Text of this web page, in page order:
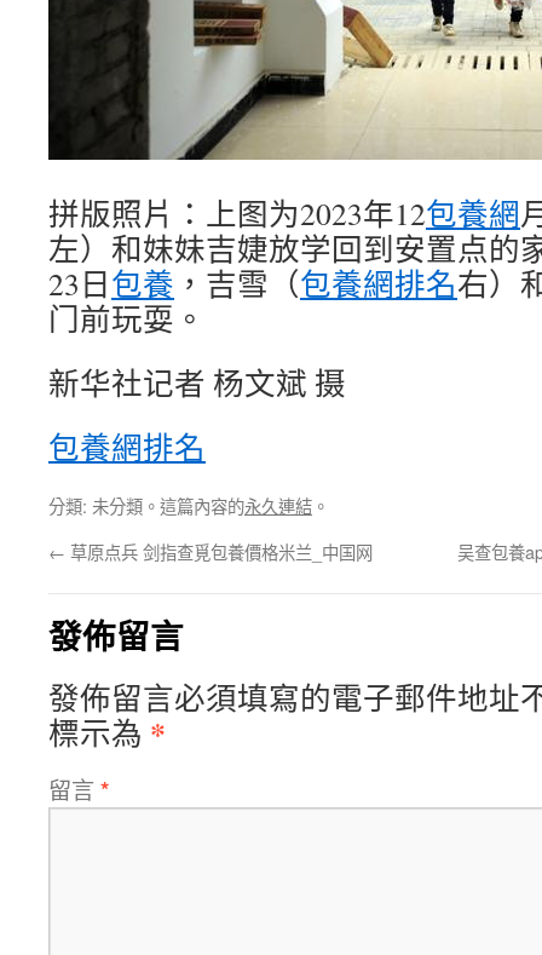
拼版照片：上图为2023年12包養網
左）和妹妹吉婕放学回到安置点的
23日包養 ，吉雪（包養網排名右）
门前玩耍。
新华社记者 杨文斌 摄
包養網排名
分類: 未分類。這篇內容的永久連結 。
← 草原点兵 剑指查覓包養價格米兰_中国网 吴查包養
發佈留言
發佈留言必須填寫的電子郵件地址
標示為 *
留言 *